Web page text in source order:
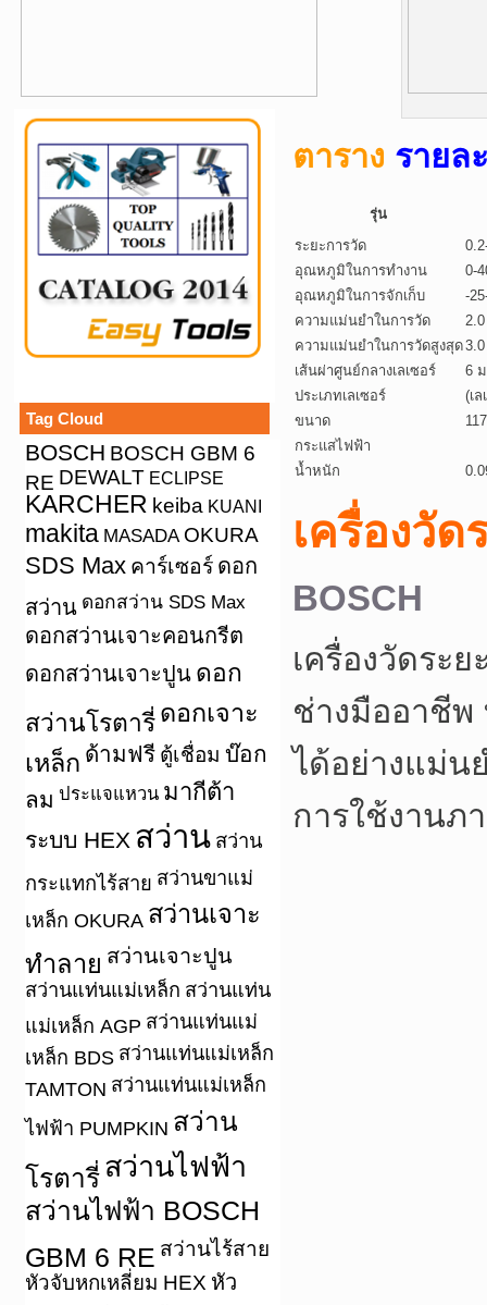
Tag Cloud
BOSCH BOSCH GBM 6
RE DEWALT ECLIPSE
KARCHER keiba KUANI
makita MASADA OKURA
SDS Max คาร์เซอร์ ดอก
สว่าน ดอกสว่าน SDS Max
ดอกสว่านเจาะคอนกรีต
ดอกสว่านเจาะปูน ดอก
สว่านโรตารี่ ดอกเจาะ
เหล็ก ด้ามฟรี ตู้เชื่อม บ๊อก
ลม ประแจแหวน มากีต้า
ระบบ HEX สว่าน สว่าน
กระแทกไร้สาย สว่านขาแม่
เหล็ก OKURA สว่านเจาะ
ทำลาย สว่านเจาะปูน
สว่านแท่นแม่เหล็ก สว่านแท่น
แม่เหล็ก AGP สว่านแท่นแม่
เหล็ก BDS สว่านแท่นแม่เหล็ก
TAMTON สว่านแท่นแม่เหล็ก
ไฟฟ้า PUMPKIN สว่าน
โรตารี่ สว่านไฟฟ้า
สว่านไฟฟ้า BOSCH
GBM 6 RE สว่านไร้สาย
หัวจับหกเหลี่ยม HEX หัว
ตาราง รายล
รุ่น
ระยะการวัด
อุณหภูมิในการทำงาน
0-
อุณหภูมิในการจักเก็บ
-
ความแม่นยำในการวัด
ความแม่นยำในการวัดสูงสุด
เส้นผ่าศูนย์กลางเลเซอร์
6
ประเภทเลเซอร์
(เ
ขนาด
กระแสไฟฟ้า
น้ำหนัก
เครื่องวัด
BOSCH
เครื่องวัดระ
ช่างมืออาชีพ
ได้อย่างแม่น
การใช้งานภ